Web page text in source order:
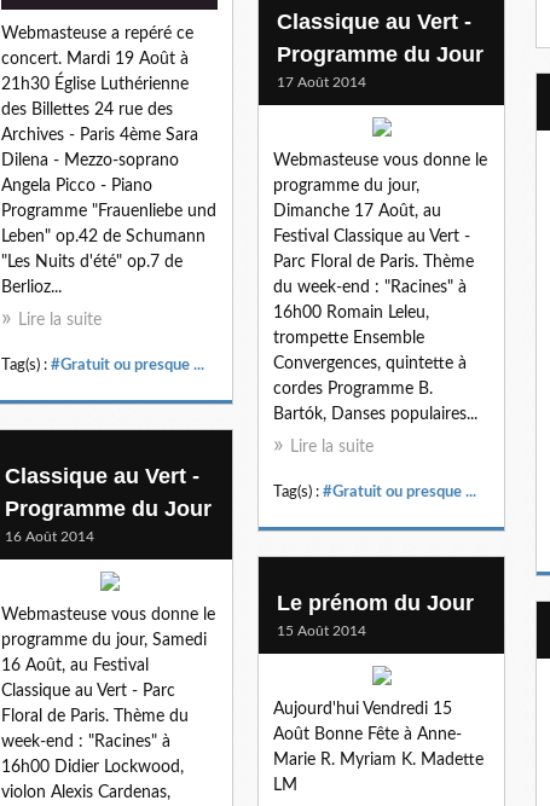
Webmasteuse a repéré ce
concert. Mardi 19 Août à
21h30 Église Luthérienne
des Billettes 24 rue des
Archives - Paris 4ème Sara
Dilena - Mezzo-soprano
Angela Picco - Piano
Programme "Frauenliebe und
Leben" op.42 de Schumann
"Les Nuits d'été" op.7 de
Berlioz...
Lire la suite
Tag(s) : #Gratuit ou presque ...
Classique au Vert -
Programme du Jour
17 Août 2014
Webmasteuse vous donne le
programme du jour,
Dimanche 17 Août, au
Festival Classique au Vert -
Parc Floral de Paris. Thème
du week-end : "Racines" à
16h00 Romain Leleu,
trompette Ensemble
Convergences, quintette à
cordes Programme B.
Bartók, Danses populaires...
Lire la suite
Tag(s) : #Gratuit ou presque ...
Classique au Vert -
Programme du Jour
16 Août 2014
Webmasteuse vous donne le
programme du jour, Samedi
16 Août, au Festival
Classique au Vert - Parc
Floral de Paris. Thème du
week-end : "Racines" à
16h00 Didier Lockwood,
violon Alexis Cardenas,
Le prénom du Jour
15 Août 2014
Aujourd'hui Vendredi 15
Août Bonne Fête à Anne-
Marie R. Myriam K. Madette
LM